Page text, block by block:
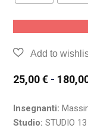
25,00€ -
Insegnanti:
Studio: STUDIO 13